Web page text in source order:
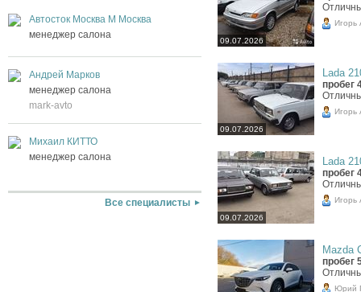
Автосток Москва М Москва
менеджер салона
Андрей Марков
менеджер салона
mark-avto
Михаил КИТТО
менеджер салона
Все специалисты
09.07.2026
Игорь
09.07.2026
Lada
пробег
Игорь
09.07.2026
Lada
пробег
Игорь
Mazda
пробег
Юрий